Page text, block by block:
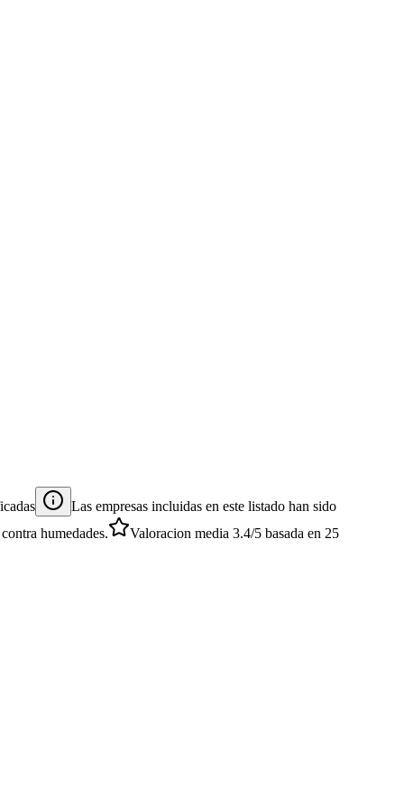
Las empresas incluidas en este listado han sido
humedades.
Valoracion media 3.4/5 basada en 25